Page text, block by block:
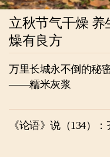
立秋节气干燥 养
燥有良方
万里长城永不倒的秘
——糯米灰浆
《论语》说（134）